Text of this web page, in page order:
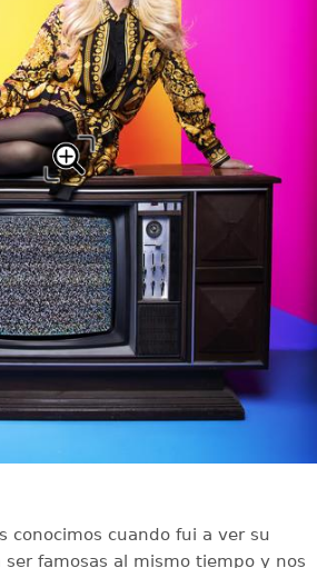
conocimos cuando fui a ver su
ser famosas al mismo tiempo y nos